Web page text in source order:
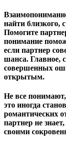
найти
Помогите
понимание
если партнер
шанса. Главное,
совершенных
открытым.
Не все
это иногда
романтических
партнер не
своими